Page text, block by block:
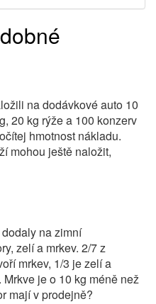
na dodávkové auto 10
20 kg rýže a 100 konzerv
hmotnost nákladu.
mohou ještě naložit,
na zimní
zelí a mrkev. 2/7 z
mrkev, 1/3 je zelí a
je o 10 kg méně než
mají v prodejně?